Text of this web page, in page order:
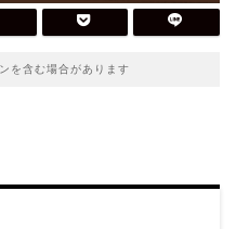
を含む場合があります